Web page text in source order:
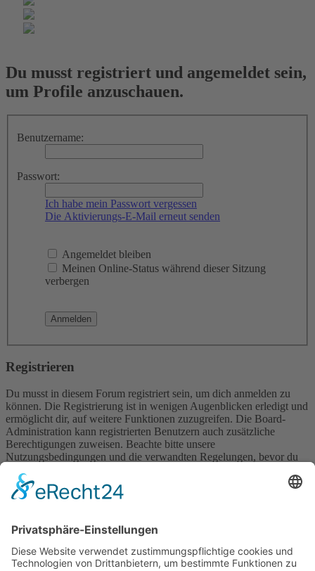
Du musst registriert und angemeldet sein,
um Profile anzuschauen.
Benutzername:
Passwort:
Ich habe mein Passwort vergessen
Die Aktivierungs-E-Mail erneut senden
Angemeldet bleiben
Meinen Online-Status während dieser Sitzung
verbergen
Registrieren
Du musst in diesem Forum registriert sein, um dich anmelden zu
können. Die Registrierung ist in wenigen Augenblicken erledigt und
ermöglicht dir, auf weitere Funktionen zuzugreifen. Die Board-
Administration kann registrierten Benutzern auch zusätzliche
Berechtigungen zuweisen. Beachte bitte unsere
Nutzungsbedingungen und die verwandten Regelungen, bevor du
wenn du dich in diesem Board bewegst.